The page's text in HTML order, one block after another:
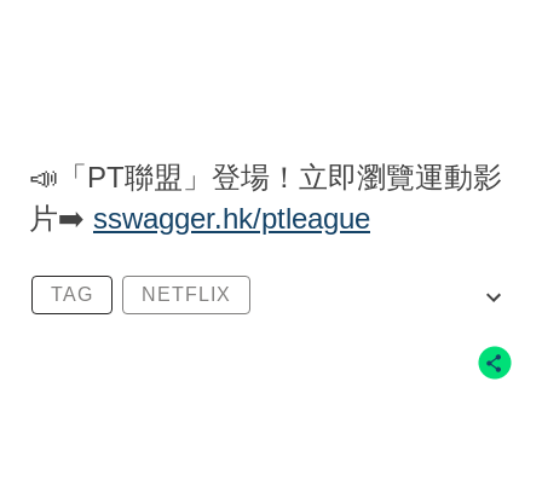
📣「PT聯盟」登場！立即瀏覽運動影
片➡️ sswagger.hk/ptleague
TAG NETFLIX